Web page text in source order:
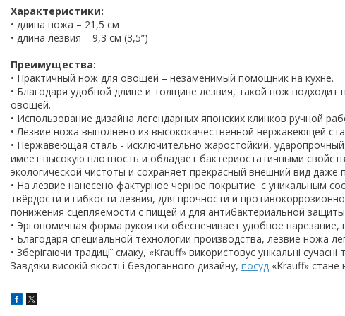
Характеристики:
• длина ножа – 21,5 см
• длина лезвия – 9,3 см (3,5”)
Преимущества:
• Практичный нож для овощей – незаменимый помощник на кухне.
• Благодаря удобной длине и толщине лезвия, такой нож
овощей.
• Использование дизайна легендарных японских клинков ручной
• Лезвие ножа выполнено из высококачественной нержавеющей
• Нержавеющая сталь - исключительно жаростойкий,
имеет высокую плотность и обладает бактериостатичными
экологической чистоты и сохраняет прекрасный внешний вид даже
• На лезвие нанесено фактурное черное покрытие с уникальным
твёрдости и гибкости лезвия, для прочности и
понижения сцепляемости с пищей и для антибактериальной
• Эргономичная форма рукоятки обеспечивает удобное
• Благодаря специальной технологии производства, лезвие ножа
• Зберігаючи традиції смаку, «Krauff» використовує унікальні
Завдяки високій якості і бездоганного дизайну, посуд «Krauff» стане